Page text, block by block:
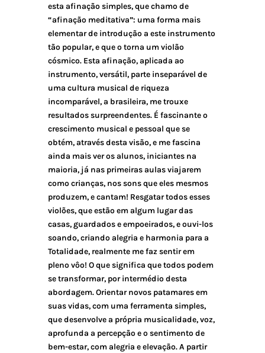
esta afinação simples, que chamo de
“afinação meditativa”: uma forma mais
elementar de introdução a este instrumento
tão popular, e que o torna um violão
cósmico. Esta afinação, aplicada ao
instrumento, versátil, parte inseparável de
uma cultura musical de riqueza
incomparável, a brasileira, me trouxe
resultados surpreendentes. É fascinante o
crescimento musical e pessoal que se
obtém, através desta visão, e me fascina
ainda mais ver os alunos, iniciantes na
maioria, já nas primeiras aulas viajarem
como crianças, nos sons que eles mesmos
produzem, e cantam! Resgatar todos esses
violões, que estão em algum lugar das
casas, guardados e empoeirados, e ouvi-los
soando, criando alegria e harmonia para a
Totalidade, realmente me faz sentir em
pleno vôo! O que significa que todos podem
se transformar, por intermédio desta
abordagem. Orientar novos patamares em
suas vidas, com uma ferramenta simples,
que desenvolve a própria musicalidade, voz,
aprofunda a percepção e o sentimento de
bem-estar, com alegria e elevação. A partir